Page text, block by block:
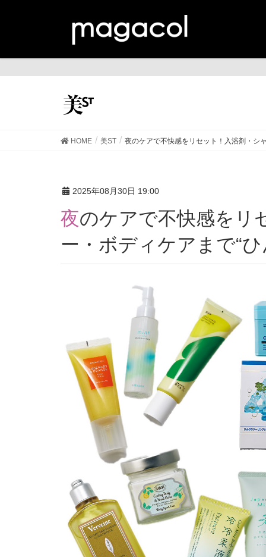
HOME 美ST 夜のケアで不快感をリセット！入浴剤・シ
2025年08月30日 19:00
夜のケアで不快感をリセット！入浴剤・シャンプ
ー・ボディケアまで“